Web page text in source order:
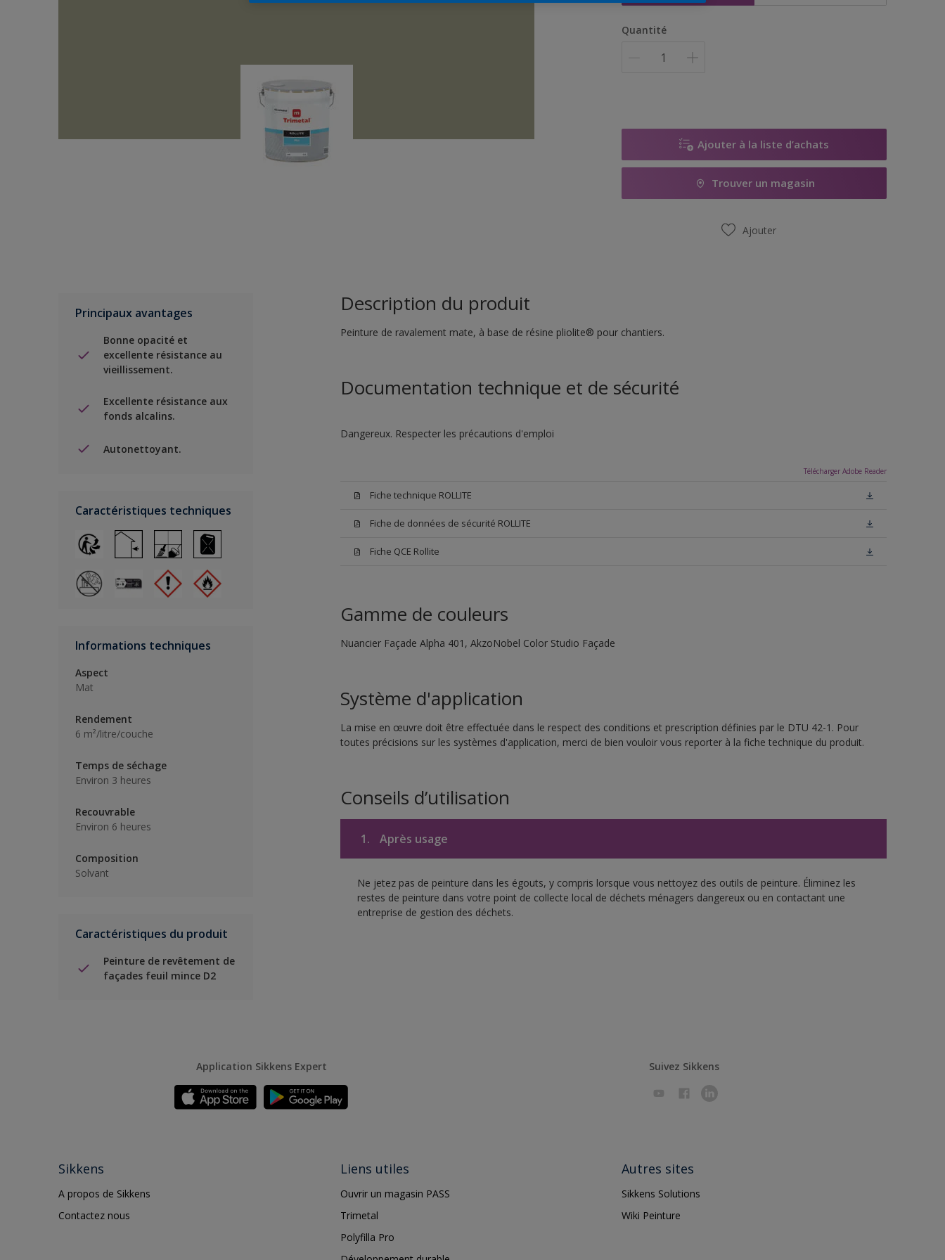
Quantité
Ajouter à la liste d’achats
Trouver un magasin
Ajouter
Principaux avantages
Bonne opacité et
excellente résistance au
vieillissement.
Excellente résistance aux
fonds alcalins.
Autonettoyant.
Caractéristiques techniques
Informations techniques
Aspect
Mat
Rendement
6 m²/litre/couche
Temps de séchage
Environ 3 heures
Recouvrable
Environ 6 heures
Composition
Solvant
Caractéristiques du produit
Peinture de revêtement de
façades feuil mince D2
Description du produit
Peinture de ravalement mate, à base de résine pliolite® pour chantiers.
Documentation technique et de sécurité
Dangereux. Respecter les précautions d'emploi
Télécharger Adobe Reader
Fiche technique ROLLITE
Fiche de données de sécurité ROLLITE
Fiche QCE Rollite
Gamme de couleurs
Nuancier Façade Alpha 401, AkzoNobel Color Studio Façade
Système d'application
La mise en œuvre doit être effectuée dans le respect des conditions et prescription définies par le DTU 42-1. Pour
toutes précisions sur les systèmes d'application, merci de bien vouloir vous reporter à la fiche technique du produit.
Conseils d’utilisation
1. Après usage
Ne jetez pas de peinture dans les égouts, y compris lorsque vous nettoyez des outils de peinture. Éliminez les
restes de peinture dans votre point de collecte local de déchets ménagers dangereux ou en contactant une
entreprise de gestion des déchets.
Application Sikkens Expert Suivez Sikkens
Sikkens
A propos de Sikkens
Contactez nous
Liens utiles
Ouvrir un magasin PASS
Trimetal
Polyfilla Pro
Autres sites
Sikkens Solutions
Wiki Peinture